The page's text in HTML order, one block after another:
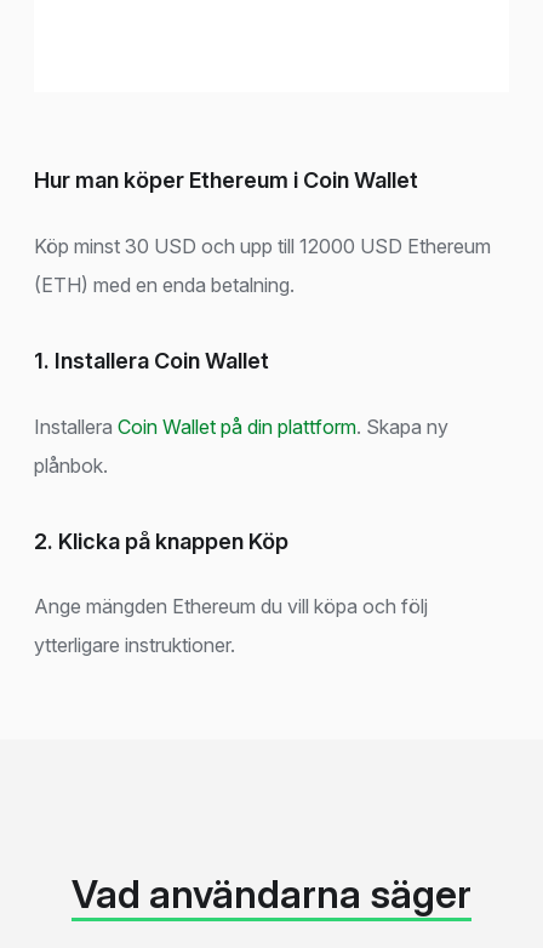
Hur man köper Ethereum i Coin Wallet
Köp minst 30 USD och upp till 12000 USD Ethereum
(ETH) med en enda betalning.
1. Installera Coin Wallet
Installera Coin Wallet på din plattform. Skapa ny
plånbok.
2. Klicka på knappen Köp
Ange mängden Ethereum du vill köpa och följ
ytterligare instruktioner.
Vad användarna säger